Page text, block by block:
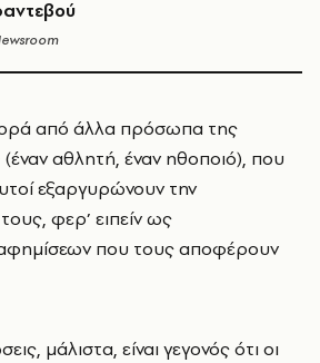
από άλλα πρόσωπα της
αθλητή, έναν ηθοποιό), που
εξαργυρώνουν την
φερ’ ειπείν ως
που τους αποφέρουν
μάλιστα, είναι γεγονός ότι οι